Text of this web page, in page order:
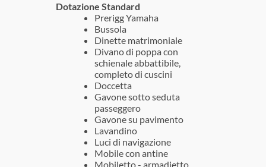
Dotazione Standard
Prerigg Yamaha
Bussola
Dinette matrimoniale
Divano di poppa con
schienale abbattibile,
completo di cuscini
Doccetta
Gavone sotto seduta
passeggero
Gavone su pavimento
Lavandino
Luci di navigazione
Mobile con antine
Mobiletto - armadietto